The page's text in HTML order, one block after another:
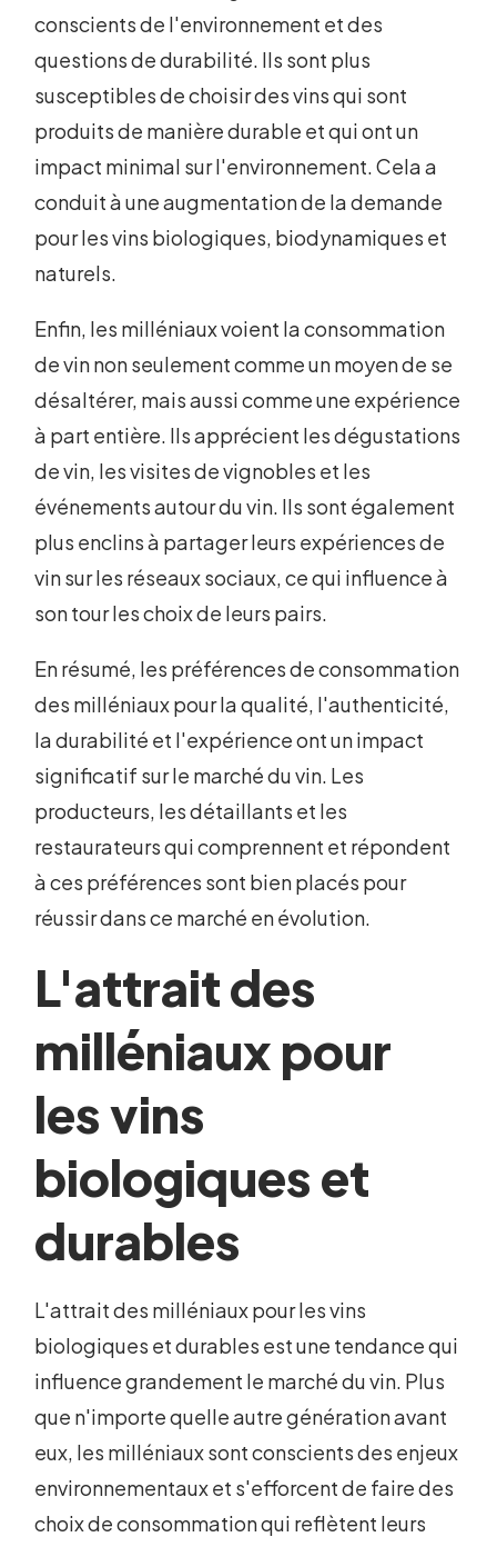
conscients de l'environnement et des
questions de durabilité. Ils sont plus
susceptibles de choisir des vins qui sont
produits de manière durable et qui ont un
impact minimal sur l'environnement. Cela a
conduit à une augmentation de la demande
pour les vins biologiques, biodynamiques et
naturels.
Enfin, les milléniaux voient la consommation
de vin non seulement comme un moyen de se
désaltérer, mais aussi comme une expérience
à part entière. Ils apprécient les dégustations
de vin, les visites de vignobles et les
événements autour du vin. Ils sont également
plus enclins à partager leurs expériences de
vin sur les réseaux sociaux, ce qui influence à
son tour les choix de leurs pairs.
En résumé, les préférences de consommation
des milléniaux pour la qualité, l'authenticité,
la durabilité et l'expérience ont un impact
significatif sur le marché du vin. Les
producteurs, les détaillants et les
restaurateurs qui comprennent et répondent
à ces préférences sont bien placés pour
réussir dans ce marché en évolution.
L'attrait des
milléniaux pour
les vins
biologiques et
durables
L'attrait des milléniaux pour les vins
biologiques et durables est une tendance qui
influence grandement le marché du vin. Plus
que n'importe quelle autre génération avant
eux, les milléniaux sont conscients des enjeux
environnementaux et s'efforcent de faire des
choix de consommation qui reflètent leurs